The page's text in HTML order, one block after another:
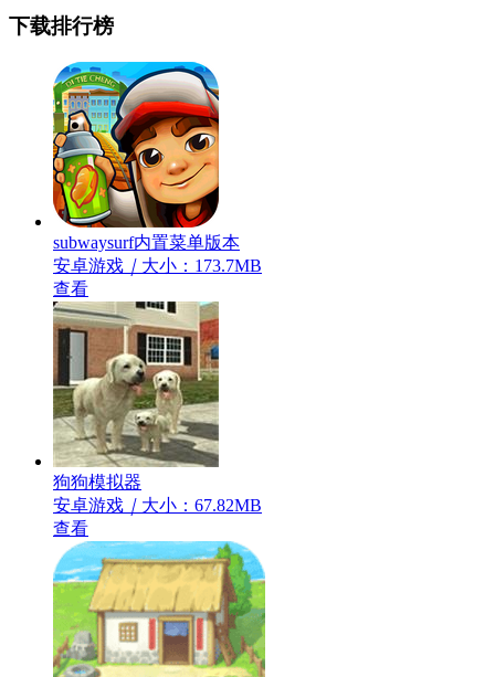
下载排行榜
subwaysurf内置菜单版本
安卓游戏 ｜ 大小：173.7MB
查看
狗狗模拟器
安卓游戏 ｜ 大小：67.82MB
查看